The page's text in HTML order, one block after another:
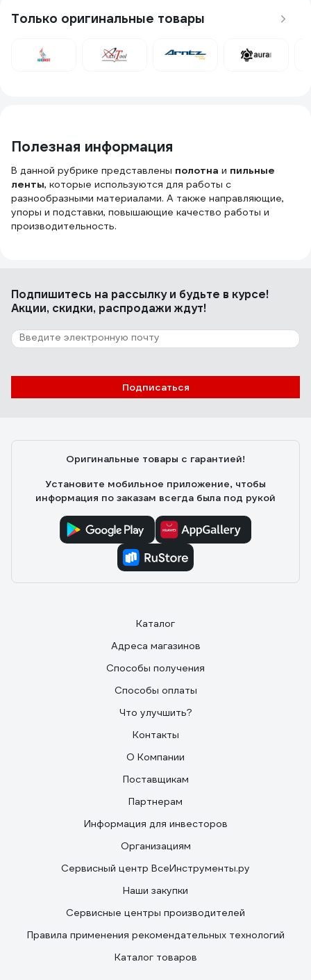
Пильное полотно четко фиксируется с двух сторон,
рез получается ровнее.
8 отзывов
Сделан очень качественно, работать с ним одно
Только оригинальные товары
Полезная информация
В данной рубрике представлены полотна и пильные
ленты, которые используются для работы с
разнообразными материалами. А также направляющие,
упоры и подставки, повышающие качество работы и
производительность.
Подпишитесь на рассылкуи будьте в курсе!
Акции, скидки, распродажи ждут!
Подписаться
Оригинальные товары с гарантией!
Установите мобильное приложение, чтобы
информация по заказам всегда была под рукой
Каталог
Адреса магазинов
Способы получения
Способы оплаты
Что улучшить?
Контакты
О Компании
Поставщикам
Партнерам
Информация для инвесторов
Организациям
Сервисный центр ВсеИнструменты.ру
Наши закупки
Сервисные центры производителей
Правила применения рекомендательных технологий
Каталог товаров